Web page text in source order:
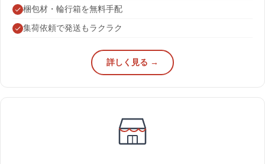
梱包材・輪行箱を無料手配
集荷依頼で発送もラクラク
詳しく見る →